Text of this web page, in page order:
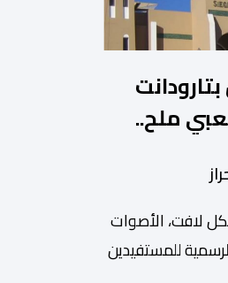
ملح..
لافت، الأصوات
للمستفيدين